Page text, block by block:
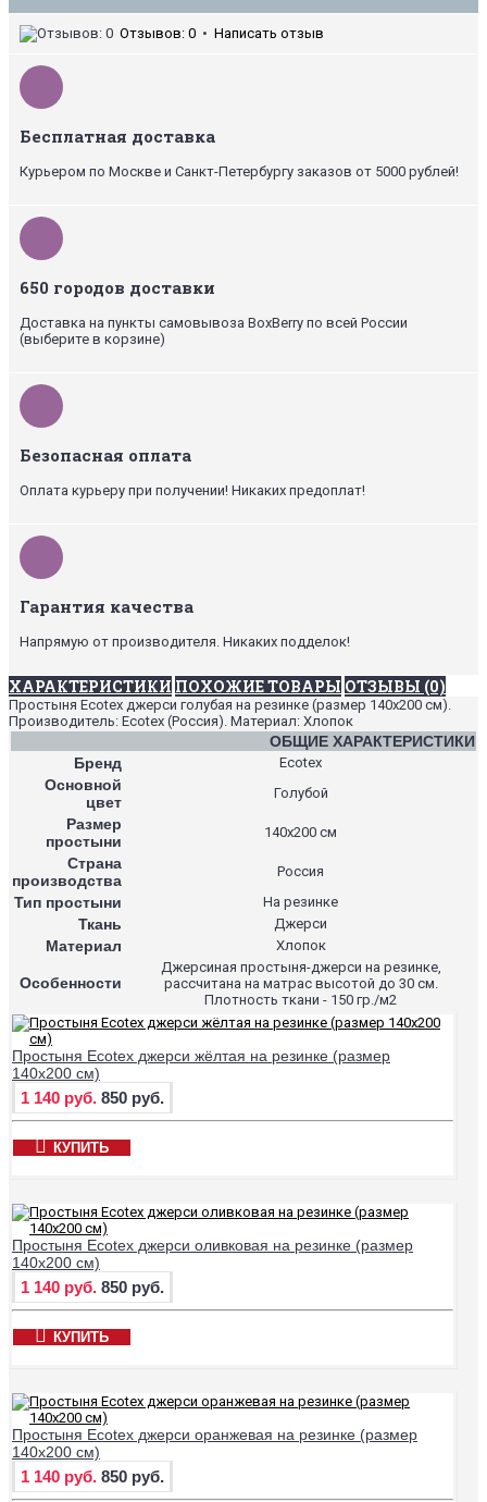
Отзывов: 0 • Написать отзыв
Бесплатная доставка
Курьером по Москве и Санкт-Петербургу заказов от 5000 рублей!
650 городов доставки
Доставка на пункты самовывоза BoxBerry по всей России
(выберите в корзине)
Безопасная оплата
Оплата курьеру при получении! Никаких предоплат!
Гарантия качества
Напрямую от производителя. Никаких подделок!
ХАРАКТЕРИСТИКИ ПОХОЖИЕ ТОВАРЫ ОТЗЫВЫ (0)
Простыня Ecotex джерси голубая на резинке (размер 140х200 см).
Производитель: Ecotex (Россия). Материал: Хлопок
ОБЩИЕ ХАРАКТЕРИСТИКИ
Бренд
Ecotex
Основной
цвет
Голубой
Размер
простыни
140х200 см
Страна
производства
Россия
Тип простыни На резинке
Ткань Джерси
Материал Хлопок
Особенности
Джерсиная простыня-джерси на резинке,
рассчитана на матрас высотой до 30 см.
Плотность ткани - 150 гр./м2
Простыня Ecotex джерси жёлтая на резинке (размер
140х200 см)
1 140 руб. 850 руб.
КУПИТЬ
Простыня Ecotex джерси оливковая на резинке (размер
140х200 см)
1 140 руб. 850 руб.
КУПИТЬ
Простыня Ecotex джерси оранжевая на резинке (размер
140х200 см)
1 140 руб. 850 руб.